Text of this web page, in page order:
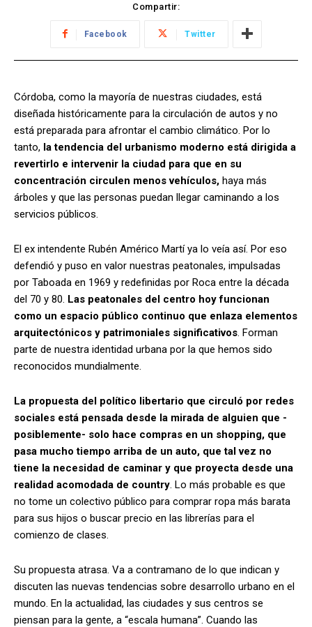
Compartir:
Facebook Twitter
Córdoba, como la mayoría de nuestras ciudades, está
diseñada históricamente para la circulación de autos y no
está preparada para afrontar el cambio climático. Por lo
tanto, la tendencia del urbanismo moderno está dirigida a
revertirlo e intervenir la ciudad para que en su
concentración circulen menos vehículos, haya más
árboles y que las personas puedan llegar caminando a los
servicios públicos.
El ex intendente Rubén Américo Martí ya lo veía así. Por eso
defendió y puso en valor nuestras peatonales, impulsadas
por Taboada en 1969 y redefinidas por Roca entre la década
del 70 y 80. Las peatonales del centro hoy funcionan
como un espacio público continuo que enlaza elementos
arquitectónicos y patrimoniales significativos. Forman
parte de nuestra identidad urbana por la que hemos sido
reconocidos mundialmente.
La propuesta del político libertario que circuló por redes
sociales está pensada desde la mirada de alguien que -
posiblemente- solo hace compras en un shopping, que
pasa mucho tiempo arriba de un auto, que tal vez no
tiene la necesidad de caminar y que proyecta desde una
realidad acomodada de country. Lo más probable es que
no tome un colectivo público para comprar ropa más barata
para sus hijos o buscar precio en las librerías para el
comienzo de clases.
Su propuesta atrasa. Va a contramano de lo que indican y
discuten las nuevas tendencias sobre desarrollo urbano en el
mundo. En la actualidad, las ciudades y sus centros se
piensan para la gente, a “escala humana”. Cuando las